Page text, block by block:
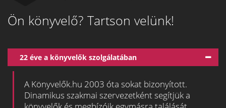
Ön könyvelő? Tartson velünk!
22 éve a könyvelők szolgálatában
A Könyvelők.hu 2003 óta sokat bizonyított.
Dinamikus szakmai szervezetként segítjük a